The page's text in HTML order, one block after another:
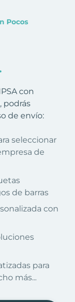
Pocos
.
con
podrás
de envío:
seleccionar
de
de barras
con
para
más...